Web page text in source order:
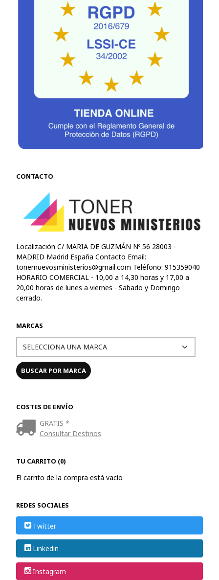
CONTACTO
Localización C/ MARIA DE GUZMÁN Nº 56 28003 -
MADRID Madrid España Contacto Email:
tonernuevosministerios@gmail.com Teléfono: 915359040
HORARIO COMERCIAL - 10,00 a 14,30 horas y 17,00 a
20,00 horas de lunes a viernes - Sabado y Domingo
cerrado.
MARCAS
COSTES DE ENVÍO
GRATIS *
Consultar Destinos
TU CARRITO (0)
El carrito de la compra está vacío
REDES SOCIALES
Twitter
Linkedin
Instagram